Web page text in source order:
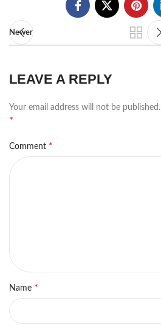
Newer
LEAVE A REPLY
Your email address will not be published.
*
Comment *
Name *